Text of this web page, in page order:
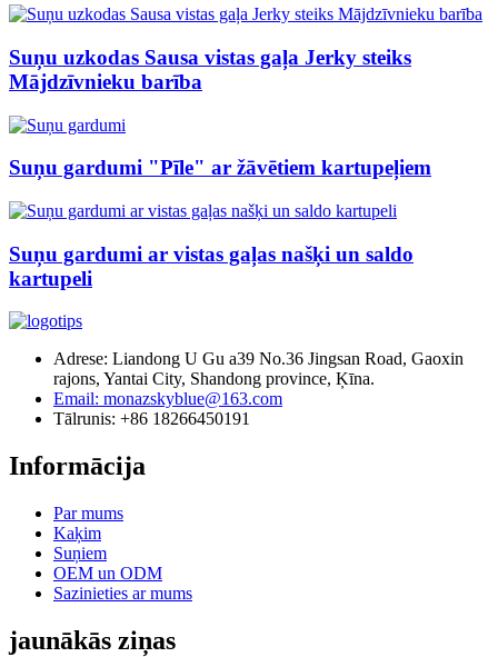
Suņu uzkodas Sausa vistas gaļa Jerky steiks
Mājdzīvnieku barība
Suņu gardumi "Pīle" ar žāvētiem kartupeļiem
Suņu gardumi ar vistas gaļas našķi un saldo
kartupeli
Adrese: Liandong U Gu a39 No.36 Jingsan Road, Gaoxin
rajons, Yantai City, Shandong province, Ķīna.
Email: monazskyblue@163.com
Tālrunis: +86 18266450191
Informācija
Par mums
Kaķim
Suņiem
OEM un ODM
Sazinieties ar mums
jaunākās ziņas